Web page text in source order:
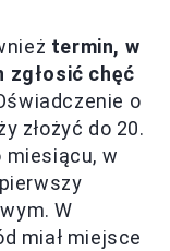
termin, w
zgłosić chęć
o
złożyć do 20.
miesiącu, w
W
miał miejsce